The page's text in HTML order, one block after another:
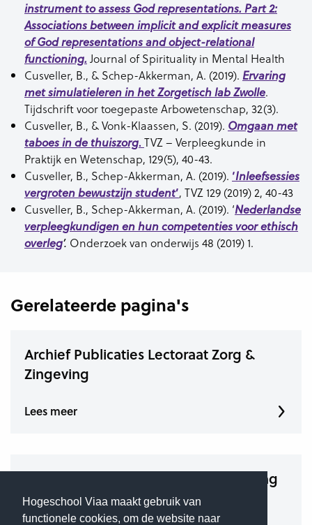
Hogeschool Viaa maakt gebruik van
functionele cookies, om de website naar
instrument to assess God representations. Part 2:
Associations between implicit and explicit measures
of God representations and object-relational
functioning. Journal of Spirituality in Mental Health
Cusveller, B., & Schep-Akkerman, A. (2019). Ervaring
met simulatieleren in het Zorgetisch lab Zwolle.
Tijdschrift voor toegepaste Arbowetenschap, 32(3).
Cusveller, B., & Vonk-Klaassen, S. (2019). Omgaan met
taboes in de thuiszorg. TVZ – Verpleegkunde in
Praktijk en Wetenschap, 129(5), 40-43.
Cusveller, B., Schep-Akkerman, A. (2019). ‘Inleefsessies
vergroten bewustzijn student’, TVZ 129 (2019) 2, 40-43
Cusveller, B., Schep-Akkerman, A. (2019). ‘Nederlandse
verpleegkundigen en hun competenties voor ethisch
overleg’. Onderzoek van onderwijs 48 (2019) 1.
Gerelateerde pagina's
Archief Publicaties Lectoraat Zorg &
Zingeving
Lees meer
Studentonderzoeken Zorg & Zingeving